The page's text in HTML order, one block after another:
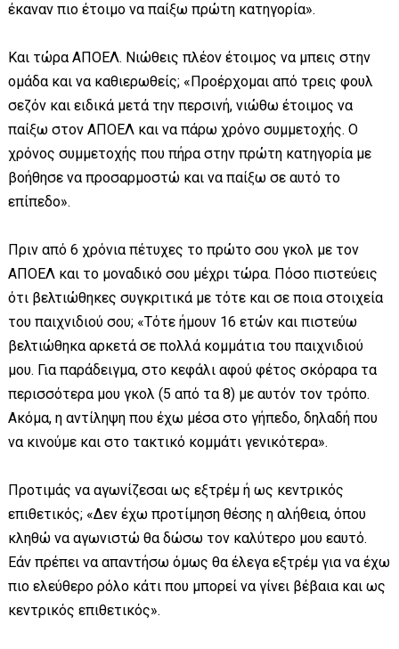
έκαναν πιο έτοιμο να παίξω πρώτη κατηγορία».
Και τώρα ΑΠΟΕΛ. Νιώθεις πλέον έτοιμος να μπεις στην
ομάδα και να καθιερωθείς; «Προέρχομαι από τρεις φουλ
σεζόν και ειδικά μετά την περσινή, νιώθω έτοιμος να
παίξω στον ΑΠΟΕΛ και να πάρω χρόνο συμμετοχής. Ο
χρόνος συμμετοχής που πήρα στην πρώτη κατηγορία με
βοήθησε να προσαρμοστώ και να παίξω σε αυτό το
επίπεδο».
Πριν από 6 χρόνια πέτυχες το πρώτο σου γκολ με τον
ΑΠΟΕΛ και το μοναδικό σου μέχρι τώρα. Πόσο πιστεύεις
ότι βελτιώθηκες συγκριτικά με τότε και σε ποια στοιχεία
του παιχνιδιού σου; «Τότε ήμουν 16 ετών και πιστεύω
βελτιώθηκα αρκετά σε πολλά κομμάτια του παιχνιδιού
μου. Για παράδειγμα, στο κεφάλι αφού φέτος σκόραρα τα
περισσότερα μου γκολ (5 από τα 8) με αυτόν τον τρόπο.
Ακόμα, η αντίληψη που έχω μέσα στο γήπεδο, δηλαδή που
να κινούμε και στο τακτικό κομμάτι γενικότερα».
Προτιμάς να αγωνίζεσαι ως εξτρέμ ή ως κεντρικός
επιθετικός; «Δεν έχω προτίμηση θέσης η αλήθεια, όπου
κληθώ να αγωνιστώ θα δώσω τον καλύτερο μου εαυτό.
Εάν πρέπει να απαντήσω όμως θα έλεγα εξτρέμ για να έχω
πιο ελεύθερο ρόλο κάτι που μπορεί να γίνει βέβαια και ως
κεντρικός επιθετικός».